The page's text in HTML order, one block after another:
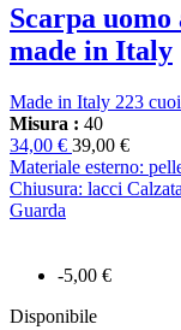
-5,00 €
Disponibile
Scarpa
made in Italy
Made in Italy 223
Misura : 40
34,00 € 39,00 €
Materiale esterno:
Chiusura: lacci
Guarda